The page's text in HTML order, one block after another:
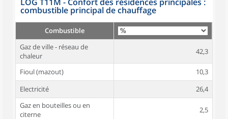
combustible principal de chauffage
Combustible
Gaz de ville - réseau de
chaleur
42,3
Fioul (mazout)
10,3
Electricité
26,4
Gaz en bouteilles ou en
citerne
2,5